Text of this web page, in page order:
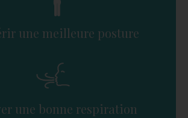
une meilleure posture
une bonne respiration